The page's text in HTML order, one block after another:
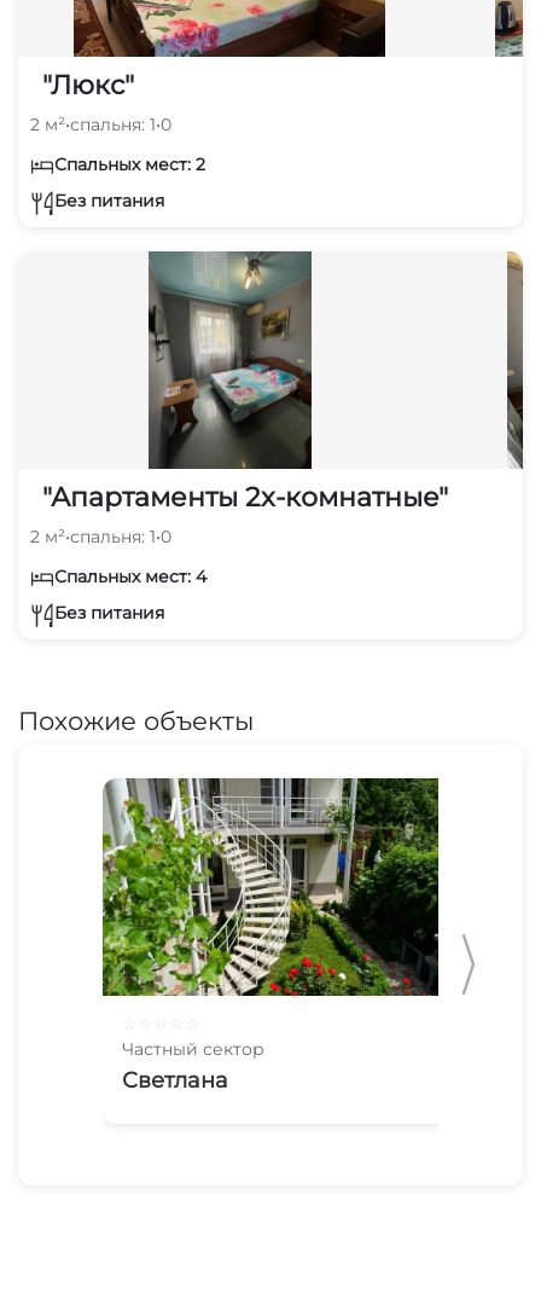
"Люкс"
2 м²•спальня: 1•0
Спальных мест: 2
Без питания
"Апартаменты 2х-комнатные"
2 м²•спальня: 1•0
Спальных мест: 4
Без питания
Похожие объекты
Частный сектор
Светлана